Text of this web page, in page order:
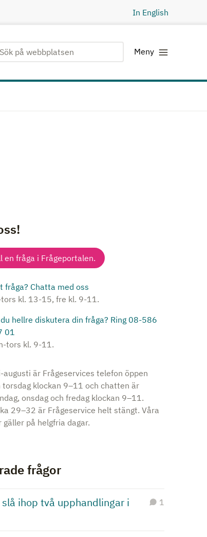
In English
på webbplatsen
sökning Meny
en fråga i Frågeportalen.
fråga? Chatta med oss
kl. 13-15, fre kl. 9-11.
hellre diskutera din fråga? Ring 08-586
01
tors kl. 9-11.
augusti är Frågeservices telefon öppen
torsdag klockan 9–11 och chatten är
onsdag och fredag klockan 9–11.
29–32 är Frågeservice helt stängt. Våra
på helgfria dagar.
frågor
slå ihop två upphandlingar i
1